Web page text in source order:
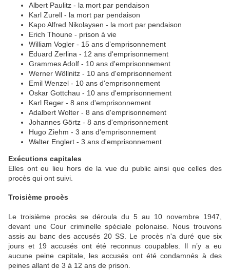
Albert Paulitz - la mort par pendaison
Karl Zurell - la mort par pendaison
Kapo Alfred Nikolaysen - la mort par pendaison
Erich Thoune - prison à vie
William Vogler - 15 ans d’emprisonnement
Eduard Zerlina - 12 ans d'emprisonnement
Grammes Adolf - 10 ans d'emprisonnement
Werner Wöllnitz - 10 ans d'emprisonnement
Emil Wenzel - 10 ans d'emprisonnement
Oskar Gottchau - 10 ans d'emprisonnement
Karl Reger - 8 ans d'emprisonnement
Adalbert Wolter - 8 ans d'emprisonnement
Johannes Görtz - 8 ans d'emprisonnement
Hugo Ziehm - 3 ans d'emprisonnement
Walter Englert - 3 ans d'emprisonnement
Exécutions capitales
Elles ont eu lieu hors de la vue du public ainsi que celles des
procès qui ont suivi.
Troisième procès
Le troisième procès se déroula du 5 au 10 novembre 1947,
devant une Cour criminelle spéciale polonaise. Nous trouvons
assis au banc des accusés 20 SS. Le procès n'a duré que six
jours et 19 accusés ont été reconnus coupables. Il n’y a eu
aucune peine capitale, les accusés ont été condamnés à des
peines allant de 3 à 12 ans de prison.